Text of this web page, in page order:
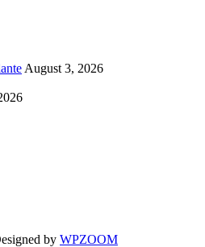
August 3, 2026
by WPZOOM